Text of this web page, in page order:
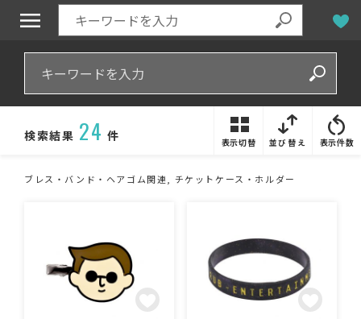
検索結果 24 件 表示切替 並び替え 表示件数
ブレス・バンド・ヘアゴム関連, チケットケース・ホルダー